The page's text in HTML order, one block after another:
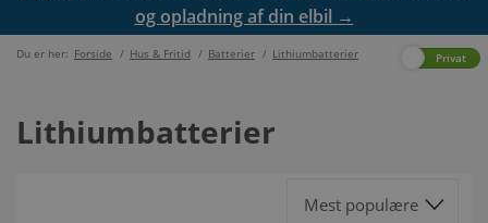
og opladning af din elbil →
Du er her: Forside / Hus & Fritid / Batterier / Lithiumbatterier Privat
Erhverv
Lithiumbatterier